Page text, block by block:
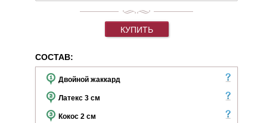
КУПИТЬ
СОСТАВ:
Двойной жаккард
Латекс 3 см
Кокос 2 см